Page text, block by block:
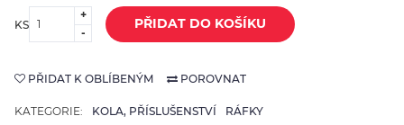
KS
+
-
PŘIDAT DO KOŠÍKU
PŘIDAT K OBLÍBENÝM POROVNAT
KATEGORIE: KOLA, PŘÍSLUŠENSTVÍ RÁFKY